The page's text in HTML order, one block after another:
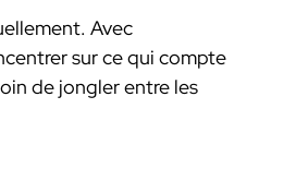
Avec
sur ce qui compte
de jongler entre les